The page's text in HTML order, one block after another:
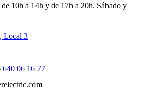
10h a 14h y de 17h a 20h. Sábado y
Local 3
640 06 16 77